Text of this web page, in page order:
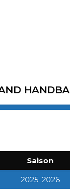
Saison
2025-2026